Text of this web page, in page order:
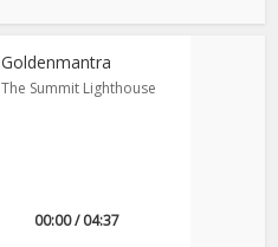
Goldenmantra
The Summit Lighthouse
00:00 / 04:37